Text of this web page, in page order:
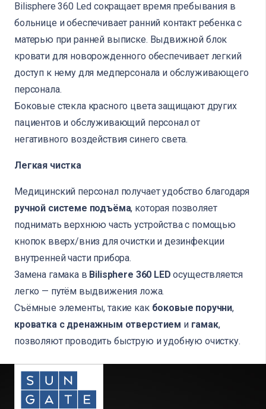
Bilisphere 360 Led сокращает время пребывания в
больнице и обеспечивает ранний контакт ребенка с
матерью при ранней выписке. Выдвижной блок
кровати для новорожденного обеспечивает легкий
доступ к нему для медперсонала и обслуживающего
персонала.
Боковые стекла красного цвета защищают других
пациентов и обслуживающий персонал от
негативного воздействия синего света.
Легкая чистка
Медицинский персонал получает удобство благодаря
ручной системе подъёма, которая позволяет
поднимать верхнюю часть устройства с помощью
кнопок вверх/вниз для очистки и дезинфекции
внутренней части прибора.
Замена гамака в Bilisphere 360 LED осуществляется
легко — путём выдвижения ложа.
Съёмные элементы, такие как боковые поручни,
кроватка с дренажным отверстием и гамак,
позволяют проводить быструю и удобную очистку.